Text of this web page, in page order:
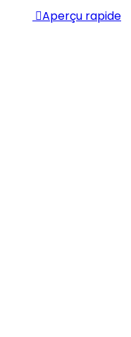
Aperçu rapide